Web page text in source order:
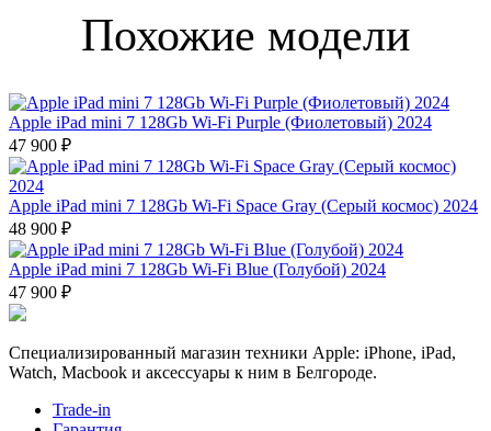
Похожие модели
Apple iPad mini 7 128Gb Wi-Fi Purple (Фиолетовый) 2024
47 900 ₽
Apple iPad mini 7 128Gb Wi-Fi Space Gray (Серый космос) 2024
48 900 ₽
Apple iPad mini 7 128Gb Wi-Fi Blue (Голубой) 2024
47 900 ₽
Специализированный магазин техники Apple: iPhone, iPad,
Watch, Macbook и аксессуары к ним в Белгороде.
Trade-in